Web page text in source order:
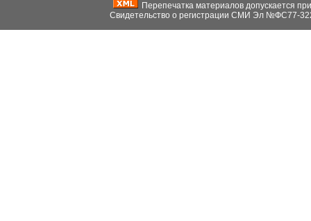
Перепечатка материалов допускается
Свидетельство о регистрации СМИ Эл №ФС77-